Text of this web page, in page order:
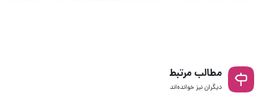
مطالب مرتبط
دیگران نیز خوانده‌اند